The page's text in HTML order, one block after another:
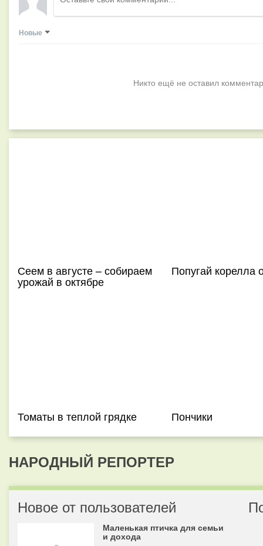
Новые
Никто ещё не оставил
Сеем в августе – собираем
урожай в октябре
Попугай корелла
Томаты в теплой грядке Пончики
НАРОДНЫЙ РЕПОРТЕР
Новое от пользователей
Маленькая птичка для семьи
и дохода